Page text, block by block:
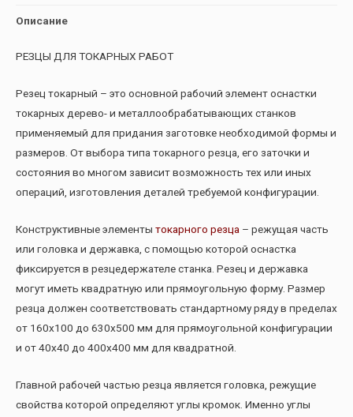
Описание
РЕЗЦЫ ДЛЯ ТОКАРНЫХ РАБОТ
Резец токарный – это основной рабочий элемент оснастки
токарных дерево- и металлообрабатывающих станков
применяемый для придания заготовке необходимой формы и
размеров. От выбора типа токарного резца, его заточки и
состояния во многом зависит возможность тех или иных
операций, изготовления деталей требуемой конфигурации.
Конструктивные элементы токарного резца – режущая часть
или головка и державка, с помощью которой оснастка
фиксируется в резцедержателе станка. Резец и державка
могут иметь квадратную или прямоугольную форму. Размер
резца должен соответствовать стандартному ряду в пределах
от 160х100 до 630х500 мм для прямоугольной конфигурации
и от 40х40 до 400х400 мм для квадратной.
Главной рабочей частью резца является головка, режущие
свойства которой определяют углы кромок. Именно углы